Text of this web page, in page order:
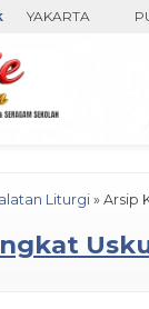
Liturgi» Arsip